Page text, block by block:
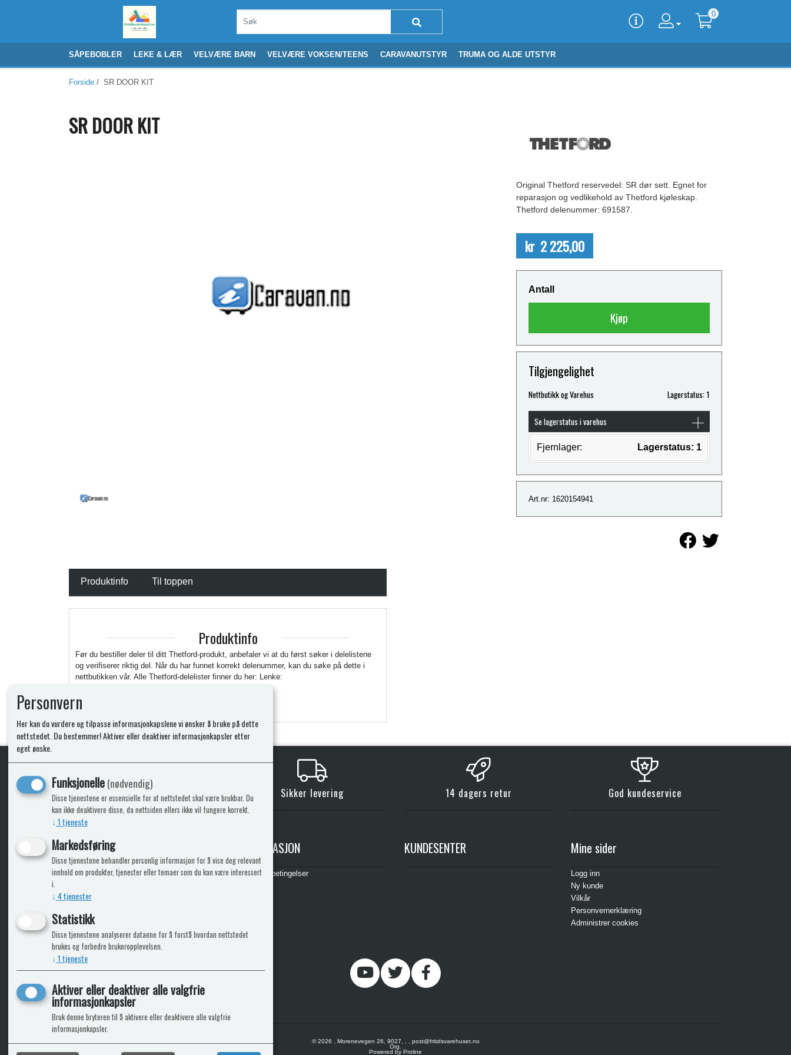
0
SÅPEBOBLER LEKE & LÆR VELVÆRE BARN VELVÆRE VOKSEN/TEENS CARAVANUTSTYR TRUMA OG ALDE UTSTYR
Forside / SR DOOR KIT
SR DOOR KIT
Original Thetford reservedel: SR dør sett. Egnet for
reparasjon og vedlikehold av Thetford kjøleskap.
Thetford delenummer: 691587.
kr 2 225,00
Antall
Kjøp
Tilgjengelighet
Nettbutikk og Varehus Lagerstatus: 1
Se lagerstatus i varehus
Fjernlager: Lagerstatus: 1
Art.nr: 1620154941
Produktinfo Til toppen
Produktinfo
Før du bestiller deler til ditt Thetford-produkt, anbefaler vi at du først søker i delelistene
og verifiserer riktig del. Når du har funnet korrekt delenummer, kan du søke på dette i
nettbutikken vår. Alle Thetford-delelister finner du her: Lenke:
KLikk & hent Sikker levering 14 dagers retur God kundeservice
ICARAVANGRUPPEN
Trumadeler.no
Fritidsvarehuset.no
INFORMASJON
Leveringsbetingelser
KUNDESENTER Mine sider
Logg inn
Ny kunde
Vilkår
Personvernerklæring
Administrer cookies
© 2026 , Morenevegen 26, 9027, , , post@fritidsvarehuset.no
Org.
Powered by Proline
Personvern
Her kan du vurdere og tilpasse informasjonkapslene vi ønsker å bruke på dette
nettstedet. Du bestemmer! Aktiver eller deaktiver informasjonkapsler etter
eget ønske.
Funksjonelle(nødvendig)
Disse tjenestene er essensielle for at nettstedet skal være brukbar. Du
kan ikke deaktivere disse, da nettsiden ellers ikke vil fungere korrekt.
↓ 1tjeneste
Markedsføring
Disse tjenestene behandler personlig informasjon for å vise deg relevant
innhold om produkter, tjenester eller temaer som du kan være interessert
i.
↓ 4tjenester
Statistikk
Disse tjenestene analyserer dataene for å forstå hvordan nettstedet
brukes og forbedre brukeropplevelsen.
↓ 1tjeneste
Aktiver eller deaktiver alle valgfrie
informasjonkapsler
Bruk denne bryteren til å aktivere eller deaktivere alle valgfrie
informasjonkapsler.